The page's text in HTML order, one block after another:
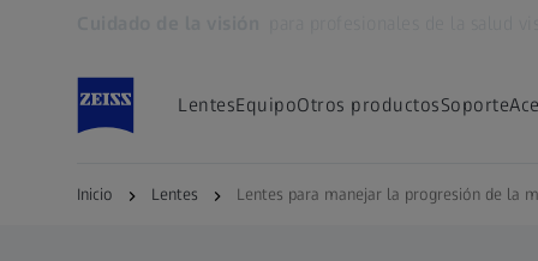
LentesEquipoOtros productosSoporte
Inicio Lentes Lentes para manejar la progresión de la